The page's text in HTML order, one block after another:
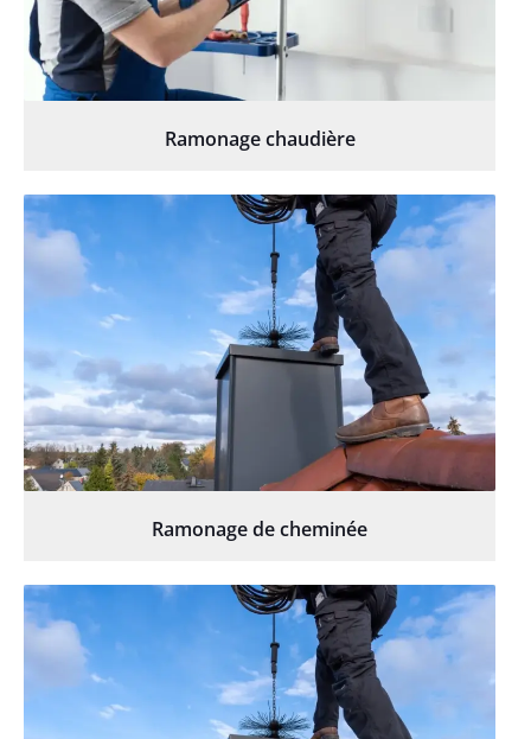
Ramonage chaudière
Ramonage de cheminée